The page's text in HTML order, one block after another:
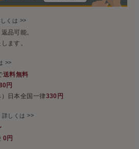
くは >>
品可能。
ます。
>>
送料無料
円
日本全国一律330円
詳しくは>>
0円